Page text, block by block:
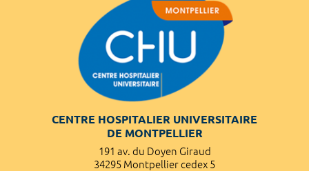
CENTRE HOSPITALIER UNIVERSITAIRE
DE MONTPELLIER
191 av. du Doyen Giraud
34295 Montpellier cedex 5